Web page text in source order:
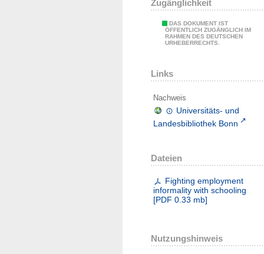
Zugänglichkeit
DAS DOKUMENT IST
ÖFFENTLICH ZUGÄNGLICH IM
RAHMEN DES DEUTSCHEN
URHEBERRECHTS.
Links
Nachweis
Universitäts- und
Landesbibliothek Bonn
Dateien
Fighting employment
informality with schooling
[PDF 0.33 mb]
Nutzungshinweis